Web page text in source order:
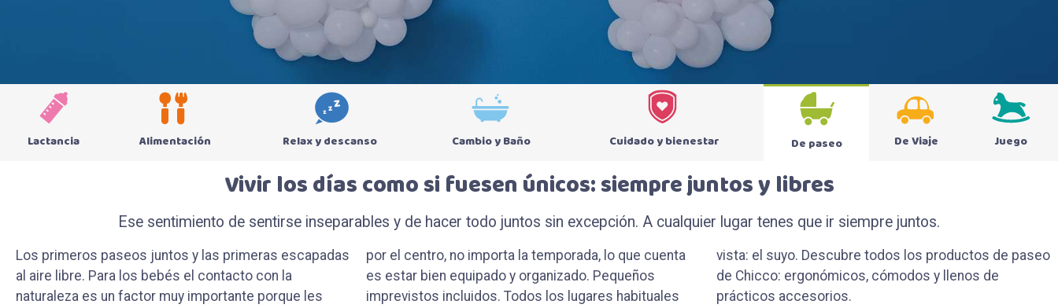
Lactancia Alimentación Relax y descanso Cambio y Baño Cuidado y bienestar De paseo De Viaje Juego
Vivir los días como si fuesen únicos: siempre juntos y libres
Ese sentimiento de sentirse inseparables y de hacer todo juntos sin excepción. A cualquier lugar tenes que ir siempre juntos.
Los primeros paseos juntos y las primeras escapadas
al aire libre. Para los bebés el contacto con la
naturaleza es un factor muy importante porque les
por el centro, no importa la temporada, lo que cuenta
es estar bien equipado y organizado. Pequeños
imprevistos incluidos. Todos los lugares habituales
vista: el suyo. Descubre todos los productos de paseo
de Chicco: ergonómicos, cómodos y llenos de
prácticos accesorios.